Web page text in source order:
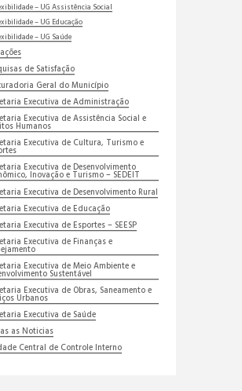
– UG Assistência Social
– UG Educação
– UG Saúde
de Satisfação
Geral do Município
Executiva de Administração
Executiva de Assistência Social e
Humanos
Executiva de Cultura, Turismo e
Executiva de Desenvolvimento
Inovação e Turismo – SEDEIT
Executiva de Desenvolvimento Rural
Executiva de Educação
Executiva de Esportes – SEESP
Executiva de Finanças e
Executiva de Meio Ambiente e
Sustentável
Executiva de Obras, Saneamento e
Urbanos
Executiva de Saúde
as Noticias
Central de Controle Interno